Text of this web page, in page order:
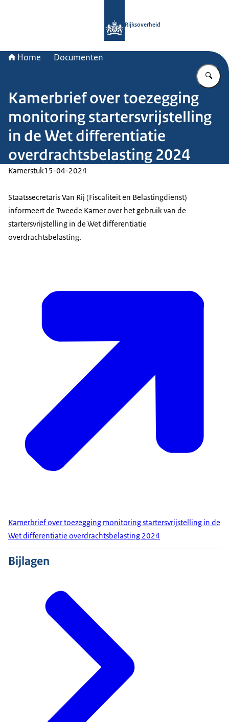
Rijksoverheid
Home Documenten
Kamerbrief over toezegging
monitoring startersvrijstelling
in de Wet differentiatie
overdrachtsbelasting 2024
Kamerstuk15-04-2024
Staatssecretaris Van Rij (Fiscaliteit en Belastingdienst)
informeert de Tweede Kamer over het gebruik van de
startersvrijstelling in de Wet differentiatie
overdrachtsbelasting.
Kamerbrief over toezegging monitoring startersvrijstelling in de
Wet differentiatie overdrachtsbelasting 2024
Bijlagen